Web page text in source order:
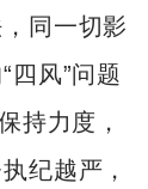
同一切影
四风”问题
持力度，
纪越严，